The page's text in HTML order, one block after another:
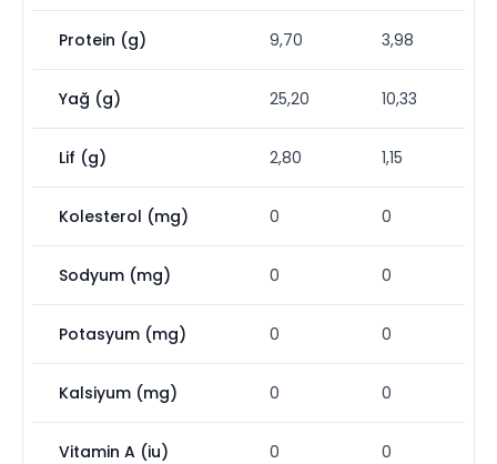
Protein (g) 9,70 3,98
Yağ (g) 25,20 10,33
Lif (g) 2,80 1,15
Kolesterol (mg) 0 0
Sodyum (mg) 0 0
Potasyum (mg) 0 0
Kalsiyum (mg) 0 0
Vitamin A (iu) 0 0